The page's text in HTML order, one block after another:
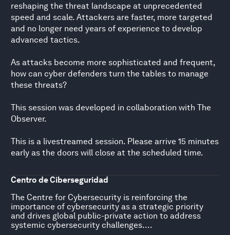
reshaping the threat landscape at unprecedented
speed and scale. Attackers are faster, more targeted
and no longer need years of experience to develop
advanced tactics.
As attacks become more sophisticated and frequent,
how can cyber defenders turn the tables to manage
these threats?
This session was developed in collaboration with The
Observer.
This is a livestreamed session. Please arrive 15 minutes
early as the doors will close at the scheduled time.
Centro de Ciberseguridad
The Centre for Cybersecurity is reinforcing the
importance of cybersecurity as a strategic priority
and drives global public-private action to address
systemic cybersecurity challenges....